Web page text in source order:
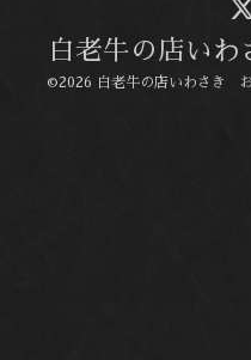
白老牛の店い
©2026 白老牛の店いわさき